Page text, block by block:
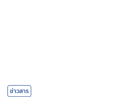
ข่าวสาร